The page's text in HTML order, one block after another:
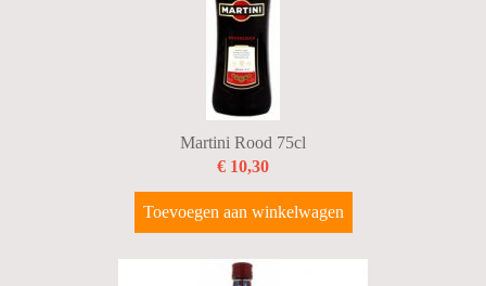
Martini Rood 75cl
€ 10,30
Toevoegen aan winkelwagen